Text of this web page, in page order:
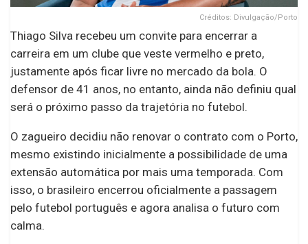
Créditos: Divulgação/Porto
Thiago Silva recebeu um convite para encerrar a
carreira em um clube que veste vermelho e preto,
justamente após ficar livre no mercado da bola. O
defensor de 41 anos, no entanto, ainda não definiu qual
será o próximo passo da trajetória no futebol.
O zagueiro decidiu não renovar o contrato com o Porto,
mesmo existindo inicialmente a possibilidade de uma
extensão automática por mais uma temporada. Com
isso, o brasileiro encerrou oficialmente a passagem
pelo futebol português e agora analisa o futuro com
calma.